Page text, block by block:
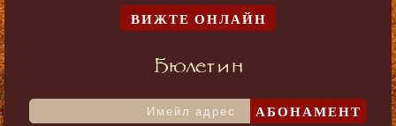
ВИЖТЕ ОНЛАЙН
Бюлетин
АБОНАМЕНТ